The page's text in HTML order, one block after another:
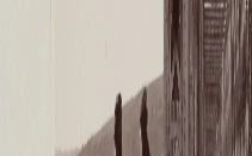
Летний
Летний сад
Западный